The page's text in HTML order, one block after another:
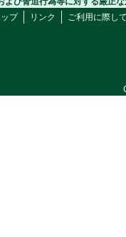
プ リンク ご利用に際し